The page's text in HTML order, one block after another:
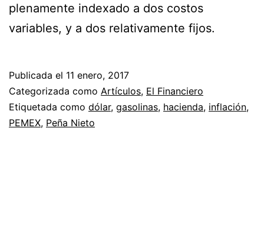
plenamente indexado a dos costos
variables, y a dos relativamente fijos.
Publicada el 11 enero, 2017
Categorizada como Artículos, El Financiero
Etiquetada como dólar, gasolinas, hacienda, inflación,
PEMEX, Peña Nieto